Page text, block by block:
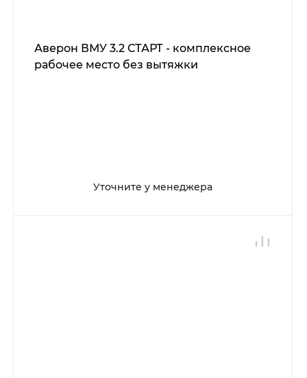
Аверон ВМУ 3.2 СТАРТ - комплексное
рабочее место без вытяжки
Уточните у менеджера